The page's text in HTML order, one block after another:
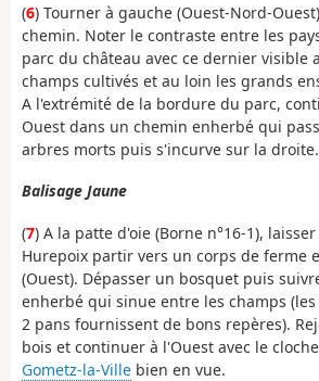
(6) Tourner à gauche (Ouest-Nord-
chemin. Noter le contraste entre les
parc du château avec ce dernier visible
champs cultivés et au loin les grands
A l'extrémité de la bordure du parc,
Ouest dans un chemin enherbé qui
arbres morts puis s'incurve sur la droite.
Balisage Jaune
(7) A la patte d'oie (Borne n°16-1), laisser
Hurepoix partir vers un corps de ferme
(Ouest). Dépasser un bosquet puis
enherbé qui sinue entre les champs (les
2 pans fournissent de bons repères).
bois et continuer à l'Ouest avec le
Gometz-la-Ville bien en vue.